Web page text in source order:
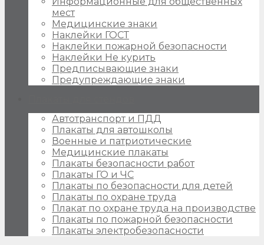
мест
Медицинские знаки
Наклейки ГОСТ
Наклейки пожарной безопасности
Наклейки Не курить
Предписывающие знаки
Предупреждающие знаки
Автотранспорт и ПДД
Плакаты для автошколы
Военные и патриотические
Медицинские плакаты
Плакаты безопасности работ
Плакаты ГО и ЧС
Плакаты по безопасности для детей
Плакаты по охране труда
Плакат по охране труда на производстве
Плакаты по пожарной безопасности
Плакаты электробезопасности